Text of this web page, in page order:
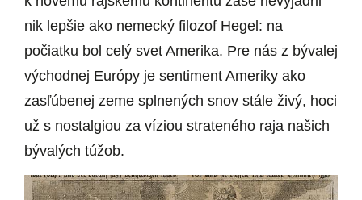
nik lepšie ako nemecký filozof Hegel: na
počiatku bol celý svet Amerika. Pre nás z bývalej
východnej Európy je sentiment Ameriky ako
zasľúbenej zeme splnených snov stále živý, hoci
už s nostalgiou za víziou strateného raja našich
bývalých túžob.